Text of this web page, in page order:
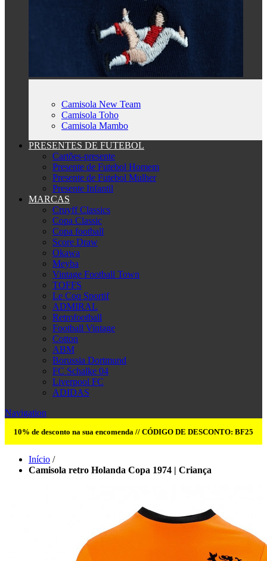
Camisola New Team
Camisola Toho
Camisola Mambo
PRESENTES DE FUTEBOL
Cartões-presente
Presente de Futebol Homem
Presente de Futebol Mulher
Presente Infantil
MARCAS
Cruyff Classics
Copa Classic
Copa football
Score Draw
Okawa
Meyba
Vintage Football Town
TOFFS
Le Coq Sportif
ADMIRAL
Retrofootball
Football Vintage
Cotton
ABM
Borussia Dortmund
FC Schalke 04
Liverpool FC
ADIDAS
Navigation
10% de desconto na sua encomenda // CÓDIGO DE DESCONTO: BF25
Início /
Camisola retro Holanda Copa 1974 | Criança